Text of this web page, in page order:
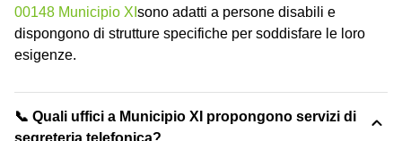
00148 Municipio XI sono adatti a persone disabili e
dispongono di strutture specifiche per soddisfare le loro
esigenze.
📞 Quali uffici a Municipio XI propongono servizi di